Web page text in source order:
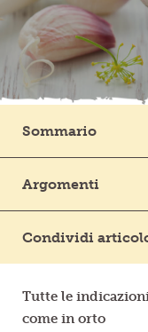
Succhi di frutta
Frutta in pezzi
Polpe di frutta
Prodotti freschi
Sommario
Quando è più
Coltivare l’aglio
Coltivare aglio in
Argomenti
Condividi
Tutte le
come in orto